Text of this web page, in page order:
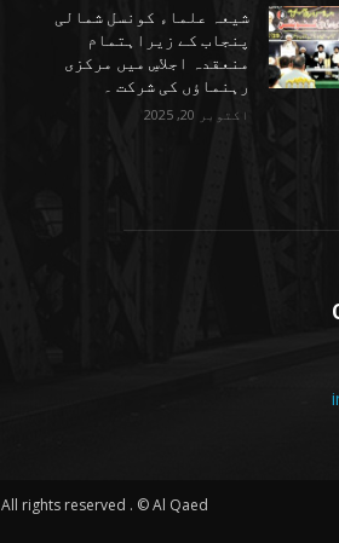
شیعہ علماء کونسل شمالی
پنجاب کے زیراہتمام
منعقدہ اجلاسِ میں مرکزی
رہنماؤں کی شرکت ۔
اکتوبر 20, 2025
All rights reserved . © Al Qaed .